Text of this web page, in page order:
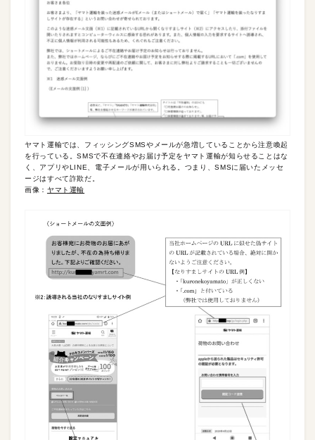
ヤマト運輸では、フィッシングSMSやメールが急増していることから注意喚起
を行っている。SMSで不在連絡やお届け予定をヤマト運輸が知らせることはな
く、アプリやLINE、電子メールが用いられる。つまり、SMSに届いたメッセ
ージはすべて詐欺だ。
画像： ヤマト運輸